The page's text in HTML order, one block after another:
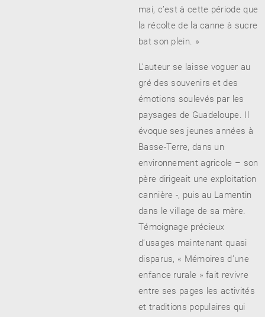
mai, c’est à cette période que
la récolte de la canne à sucre
bat son plein. »
L’auteur se laisse voguer au
gré des souvenirs et des
émotions soulevés par les
paysages de Guadeloupe. Il
évoque ses jeunes années à
Basse-Terre, dans un
environnement agricole – son
père dirigeait une exploitation
cannière -, puis au Lamentin
dans le village de sa mère.
Témoignage précieux
d’usages maintenant quasi
disparus, « Mémoires d’une
enfance rurale » fait revivre
entre ses pages les activités
et traditions populaires qui